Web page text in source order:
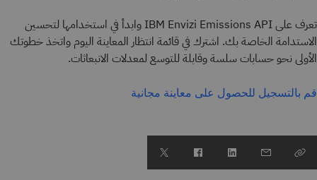
تعرف على IBM Envizi Emissions API وابدأ في استخدامها لتحسين
الاستدامة الخاصة بك. اشترك في قائمة انتظار المعاينة اليوم واتخذ خطوتك
الأولى نحو حسابات سلسة وقابلة للتوسع لمعدلات الانبعاثات.
قم بالتسجيل للحصول على معاينة مجانية